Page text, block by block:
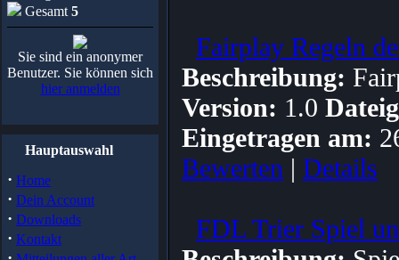
Gesamt 5
Sie sind ein anonymer
Benutzer. Sie können sich
hier anmelden
Hauptauswahl
· Home
· Dein Account
· Downloads
· Kontakt
Fairplay Regeln
Beschreibung:
Version: 1.0
Eingetragen am:
Bewerten | Details
FDL Trier Spiel